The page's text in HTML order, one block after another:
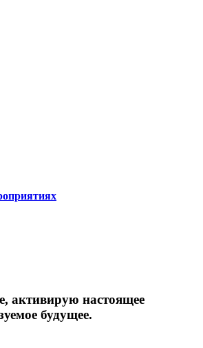
активирую настоящее
будущее.